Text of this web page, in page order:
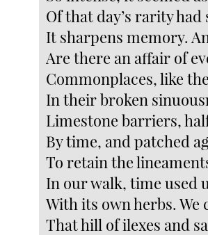
Of that day’s rarity
It sharpens memory.
Are there an affair of
Commonplaces, like
In their broken
Limestone barriers,
By time, and patched
To retain the
In our walk, time used
With its own herbs. We
That hill of ilexes and